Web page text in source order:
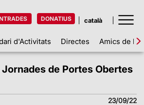
DONATIUS
d'Activitats Directes Amics de la
Jornades de Portes Obertes
23/09/22